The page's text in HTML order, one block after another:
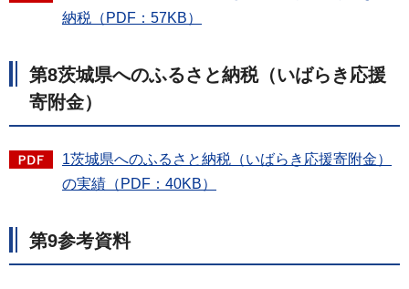
納税（PDF：57KB）
第8茨城県へのふるさと納税（いばらき応援
寄附金）
1茨城県へのふるさと納税（いばらき応援寄附金）
の実績（PDF：40KB）
第9参考資料